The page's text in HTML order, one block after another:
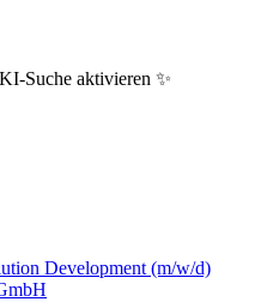
KI-Suche aktivieren ✨
Development (m/w/d)